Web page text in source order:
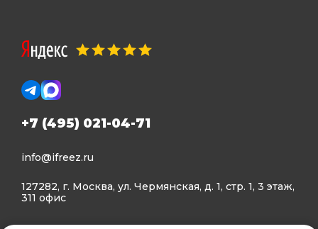
+7 (495) 021-04-71
info@ifreez.ru
127282, г. Москва, ул. Чермянская, д. 1, стр. 1, 3 этаж,
311 офис